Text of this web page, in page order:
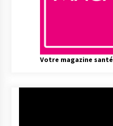
Votre magazine santé